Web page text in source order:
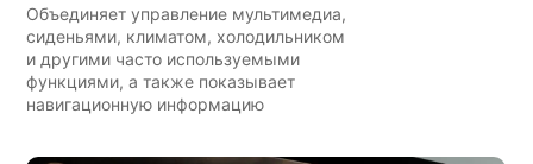
Объединяет управление мультимедиа,
сиденьями, климатом, холодильником
и другими часто используемыми
функциями, а также показывает
навигационную информацию